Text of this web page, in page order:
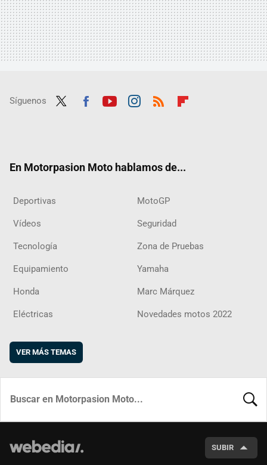
Síguenos
En Motorpasion Moto hablamos de...
Deportivas MotoGP
Vídeos Seguridad
Tecnología Zona de Pruebas
Equipamiento Yamaha
Honda Marc Márquez
Eléctricas Novedades motos 2022
VER MÁS TEMAS
SUBIR